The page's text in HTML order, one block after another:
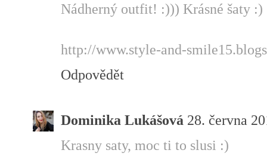
Nádherný outfit! :))) Krásné šaty :)
http://www.style-and-
Odpovědět
Dominika Lukášová 28. června
Krasny saty, moc ti to slusi :)